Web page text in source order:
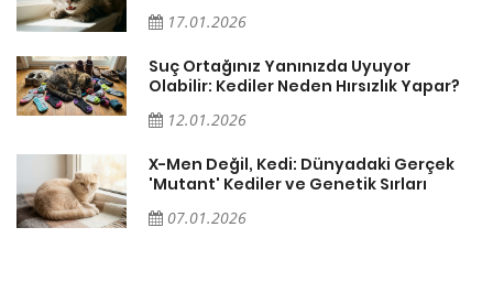
17.01.2026
Suç Ortağınız Yanınızda Uyuyor
Olabilir: Kediler Neden Hırsızlık Yapar?
12.01.2026
X-Men Değil, Kedi: Dünyadaki Gerçek
'Mutant' Kediler ve Genetik Sırları
07.01.2026